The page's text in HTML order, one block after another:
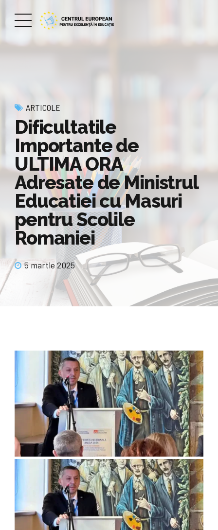
ARTICOLE
Dificultatile
Importante de
ULTIMA ORA
Adresate de Ministrul
Educatiei cu Masuri
pentru Scolile
Romaniei
5 martie 2025